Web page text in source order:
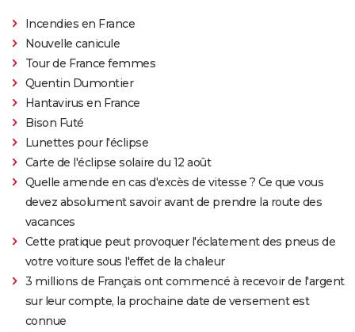
Incendies en France
Nouvelle canicule
Tour de France femmes
Quentin Dumontier
Hantavirus en France
Bison Futé
Lunettes pour l'éclipse
Carte de l'éclipse solaire du 12 août
Quelle amende en cas d'excès de vitesse ? Ce que vous
devez absolument savoir avant de prendre la route des
vacances
Cette pratique peut provoquer l'éclatement des pneus de
votre voiture sous l'effet de la chaleur
3 millions de Français ont commencé à recevoir de l'argent
sur leur compte, la prochaine date de versement est
connue